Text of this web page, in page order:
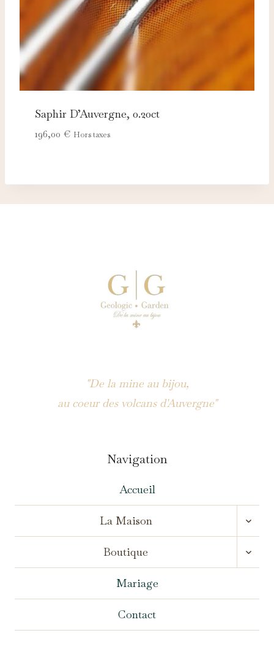
Saphir D’Auvergne, 0.20ct
196,00 € Hors taxes
"De la mine au bijou,
au coeur des volcans d'Auvergne"
Navigation
Accueil
La Maison
MENU
Boutique
MENU
Mariage
Contact